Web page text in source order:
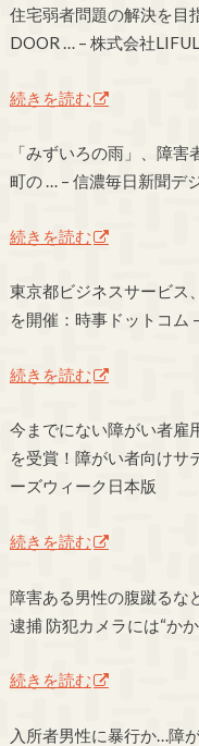
住宅弱者問題の解決を目
DOOR … – 株式会社
続きを読む
「みずいろの雨」、障
町の … – 信濃毎日新聞デ
続きを読む
東京都ビジネスサービス
を開催：時事ドットコム
続きを読む
今までにない障がい者雇
を受賞！障がい者向けサ
ーズウィーク日本版
続きを読む
障害ある男性の腹蹴るな
逮捕 防犯カメラには“か
続きを読む
入所者男性に暴行か…障